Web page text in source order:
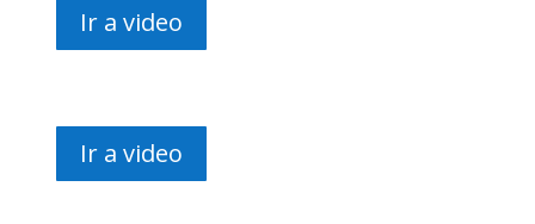
Ir a video
Ir a video